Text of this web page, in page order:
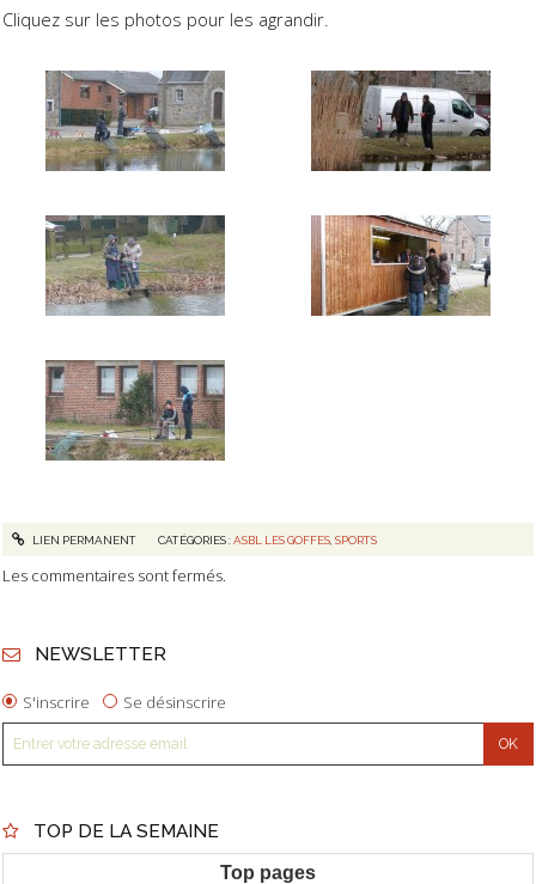
Cliquez sur les photos pour les agrandir.
LIEN PERMANENT CATÉGORIES :ASBL LES GOFFES, SPORTS
Les commentaires sont fermés.
NEWSLETTER
S'inscrire Se désinscrire
TOP DE LA SEMAINE